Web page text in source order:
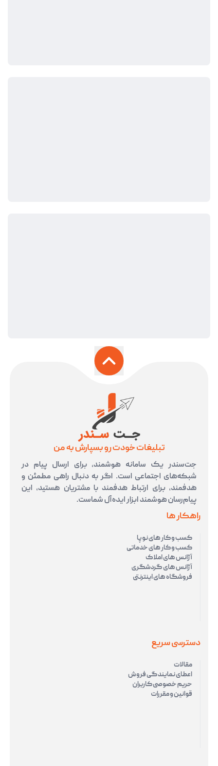
تبلیغات خودت رو بسپارش به من
جت‌سندر یک سامانه هوشمند، برای ارسال پیام در
شبکه‌های اجتماعی است. اگر به دنبال راهی مطمئن و
هدفمند، برای ارتباط هدفمند با مشتریان هستید، این
پیام‌رسان هوشمند ابزار ایده‌آل شماست.
راهکار ها
کسب و کار های نوپا
کسب و کار های خدماتی
آژانس های املاک
آژانس های گردشگری
فروشگاه های اینترنتی
دسترسی سریع
مقالات
اعطای نمایندگی فروش
حریم خصوصی کاربران
قوانین و مقررات